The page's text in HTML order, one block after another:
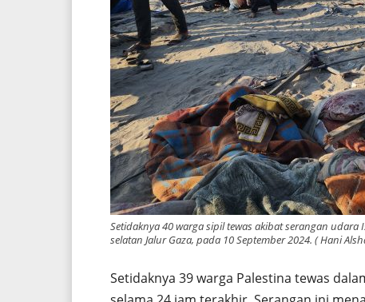
Setidaknya 40 warga sipil tewas akibat serangan
selatan Jalur Gaza, pada 10 September 2024. ( Hani
Setidaknya 39 warga Palestina tewas